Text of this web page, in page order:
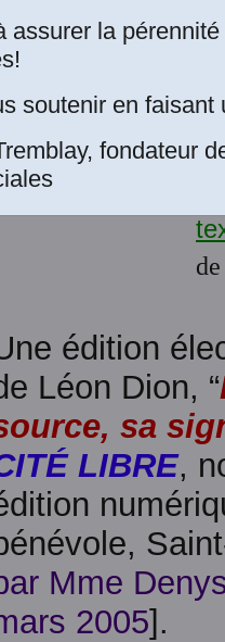
édition
Léon Dion, “
sa
LIBRE,
Mme
2005].
assurer la
soutenir en faisant
fondateur